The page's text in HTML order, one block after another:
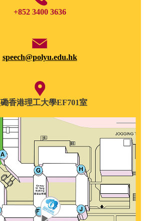
+852 3400 3636
speech@polyu.edu.hk
香港理工大學EF701室